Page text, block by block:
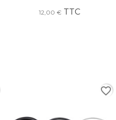
12,00 € TTC
favorite_border